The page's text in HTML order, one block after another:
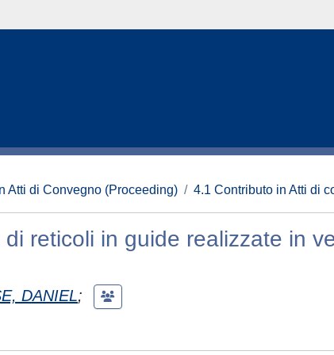
Atti di Convegno (Proceeding) 4.1 Contributo in Atti di
reticoli in guide realizzate in
DANIEL;